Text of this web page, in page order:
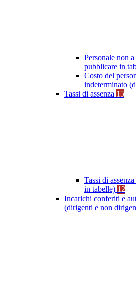
Personale non
pubblicare in
Costo del
indeterminato
Tassi di assenza 15
Tassi di
in tabelle) 12
Incarichi conferiti e
(dirigenti e non